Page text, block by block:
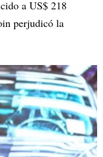
a US$ 218
perjudicó la